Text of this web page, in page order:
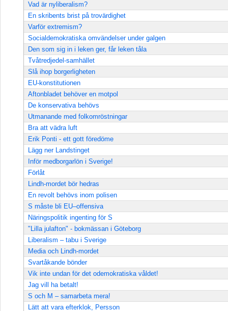
Vad är nyliberalism?
En skribents brist på trovärdighet
Varför extremism?
Socialdemokratiska omvändelser under galgen
Den som sig in i leken ger, får leken tåla
Tvåtredjedel-samhället
Slå ihop borgerligheten
EU-konstitutionen
Aftonbladet behöver en motpol
De konservativa behövs
Utmanande med folkomröstningar
Bra att vädra luft
Erik Ponti - ett gott föredöme
Lägg ner Landstinget
Inför medborgarlön i Sverige!
Förlåt
Lindh-mordet bör hedras
En revolt behövs inom polisen
S måste bli EU–offensiva
Näringspolitik ingenting för S
"Lilla julafton" - bokmässan i Göteborg
Liberalism – tabu i Sverige
Media och Lindh-mordet
Svartåkande bönder
Vik inte undan för det odemokratiska våldet!
Jag vill ha betalt!
S och M – samarbeta mera!
Lätt att vara efterklok, Persson